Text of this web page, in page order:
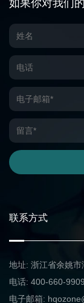
如果你对我们
联系方式
地址: 浙江省余姚
电话: 400-660-9909
电子邮箱: